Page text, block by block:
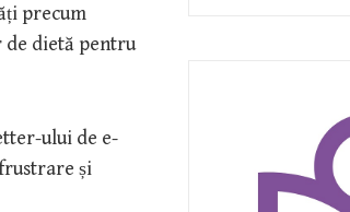
precum
de dietă pentru
ului de e-
și